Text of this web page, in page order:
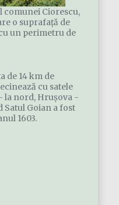
comunei Ciorescu,
o suprafaţă de
un perimetru de
de 14 km de
cu satele
la nord, Hruşova -
Satul Goian a fost
1603.